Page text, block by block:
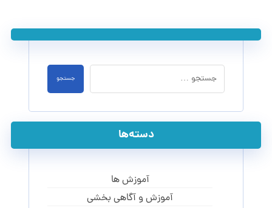
جستجو
دسته‌ها
آموزش ها
آموزش و آگاهی‌ بخشی